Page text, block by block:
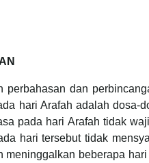
perbahasan dan
hari Arafah adalah dosa-
pada hari Arafah tidak
hari tersebut tidak
meninggalkan beberapa